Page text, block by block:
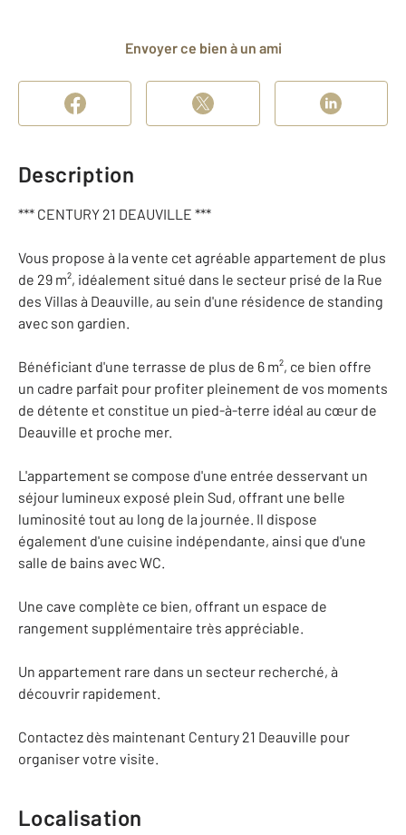
Envoyer ce bien à un ami
Description
*** CENTURY 21 DEAUVILLE ***
Vous propose à la vente cet agréable appartement de plus
de 29 m², idéalement situé dans le secteur prisé de la Rue
des Villas à Deauville, au sein d'une résidence de standing
avec son gardien.
Bénéficiant d'une terrasse de plus de 6 m², ce bien offre
un cadre parfait pour profiter pleinement de vos moments
de détente et constitue un pied-à-terre idéal au cœur de
Deauville et proche mer.
L'appartement se compose d'une entrée desservant un
séjour lumineux exposé plein Sud, offrant une belle
luminosité tout au long de la journée. Il dispose
également d'une cuisine indépendante, ainsi que d'une
salle de bains avec WC.
Une cave complète ce bien, offrant un espace de
rangement supplémentaire très appréciable.
Un appartement rare dans un secteur recherché, à
découvrir rapidement.
Contactez dès maintenant Century 21 Deauville pour
organiser votre visite.
Localisation